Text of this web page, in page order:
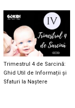
Trimestrul 4 de Sarcină:
Ghid Util de Informații și
Sfaturi la Naștere